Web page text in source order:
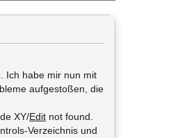
Ich habe mir nun mit
aufgestoßen, die
XY/Edit not found.
Verzeichnis und